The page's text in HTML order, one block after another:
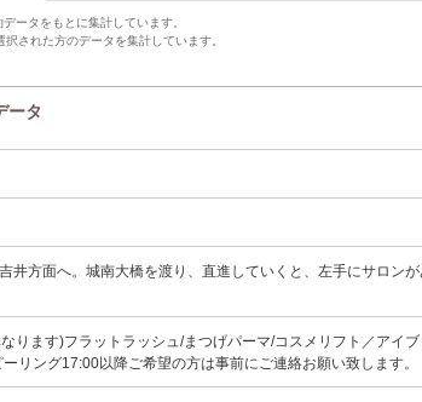
ータをもとに集計しています。
された方のデータを集計しています。
ータ
井方面へ。城南大橋を渡り、直進していくと、左手にサロン
ります)フラットラッシュ/まつげパーマ/コスメリフト／アイ
リング17:00以降ご希望の方は事前にご連絡お願い致します。